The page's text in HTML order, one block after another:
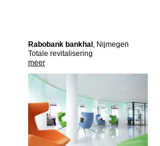
Rabobank bankhal, Nijmegen
Totale revitalisering
meer